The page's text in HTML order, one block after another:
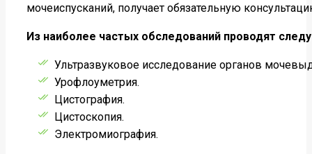
мочеиспусканий, получает обязательную
Из наиболее частых обследований проводят
Ультразвуковое исследование органов
Урофлоуметрия.
Цистография.
Цистоскопия.
Электромиография.